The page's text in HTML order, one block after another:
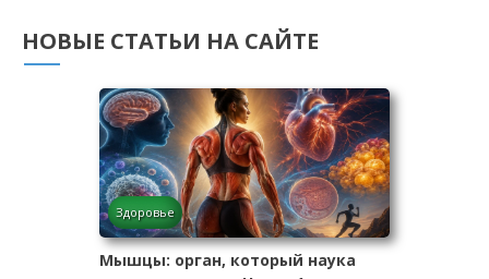
НОВЫЕ СТАТЬИ НА САЙТЕ
Здоровье
Мышцы: орган, который наука